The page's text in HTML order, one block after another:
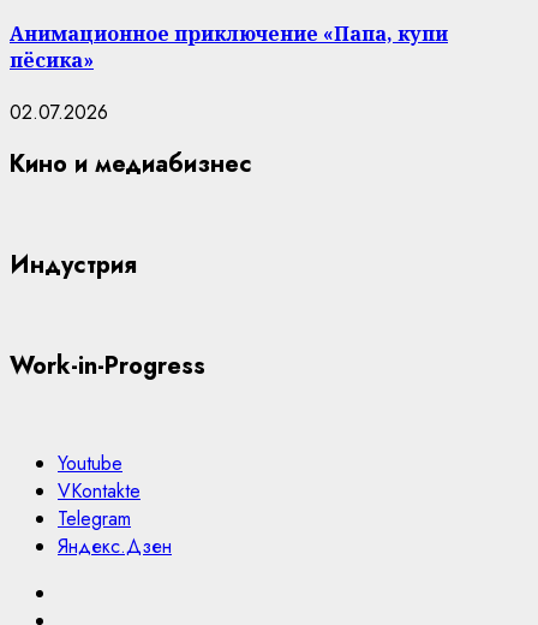
Анимационное приключение «Папа, купи
пёсика»
02.07.2026
Кино и медиабизнес
Индустрия
Work-in-Progress
Youtube
VKontakte
Telegram
Яндекс.Дзен